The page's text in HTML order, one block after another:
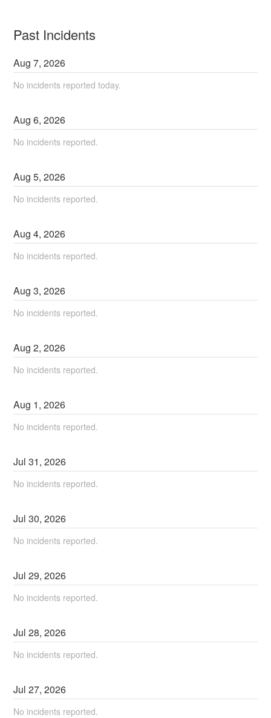
Past Incidents
Aug7,2026
No incidents reported today.
Aug6,2026
No incidents reported.
Aug5,2026
No incidents reported.
Aug4,2026
No incidents reported.
Aug3,2026
No incidents reported.
Aug2,2026
No incidents reported.
Aug 1,2026
No incidents reported.
Jul31,2026
No incidents reported.
Jul30,2026
No incidents reported.
Jul29,2026
No incidents reported.
Jul28,2026
No incidents reported.
Jul27,2026
No incidents reported.